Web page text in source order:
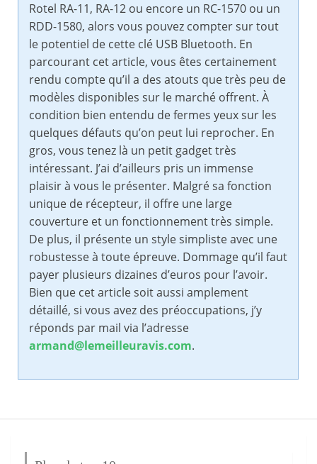
Rotel RA-11, RA-12 ou encore un RC-1570 ou un
RDD-1580, alors vous pouvez compter sur tout
le potentiel de cette clé USB Bluetooth. En
parcourant cet article, vous êtes certainement
rendu compte qu’il a des atouts que très peu de
modèles disponibles sur le marché offrent. À
condition bien entendu de fermes yeux sur les
quelques défauts qu’on peut lui reprocher. En
gros, vous tenez là un petit gadget très
intéressant. J’ai d’ailleurs pris un immense
plaisir à vous le présenter. Malgré sa fonction
unique de récepteur, il offre une large
couverture et un fonctionnement très simple.
De plus, il présente un style simpliste avec une
robustesse à toute épreuve. Dommage qu’il faut
payer plusieurs dizaines d’euros pour l’avoir.
Bien que cet article soit aussi amplement
détaillé, si vous avez des préoccupations, j’y
réponds par mail via l’adresse
armand@lemeilleuravis.com.